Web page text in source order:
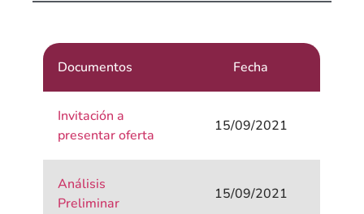
Documentos Fecha
Invitación a
presentar oferta
15/09/2021
Análisis
Preliminar
15/09/2021